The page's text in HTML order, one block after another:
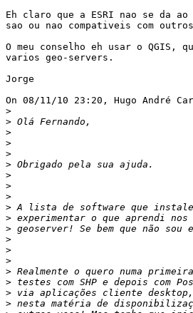
Eh claro que a ESRI nao se da
sao ou nao compativeis com
O meu conselho eh usar o QGIS,
varios geo-servers.
Jorge
On 08/11/10 23:20, Hugo André
>
>
>
>
>
>
>
>
>
>
>
>
>
>
>
>
>
>
>